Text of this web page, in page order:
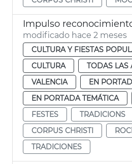
modificado hace 2 meses
CULTURA Y FIESTAS
CULTURA
TODAS LAS
VALENCIA
EN
EN PORTADA TEMÁTICA
FESTES
TRADICIONS
CORPUS CHRISTI
TRADICIONES